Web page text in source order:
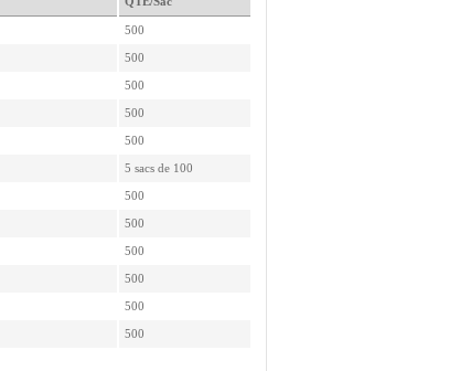
500
500
500
500
500
5 sacs de 100
500
500
500
500
500
500